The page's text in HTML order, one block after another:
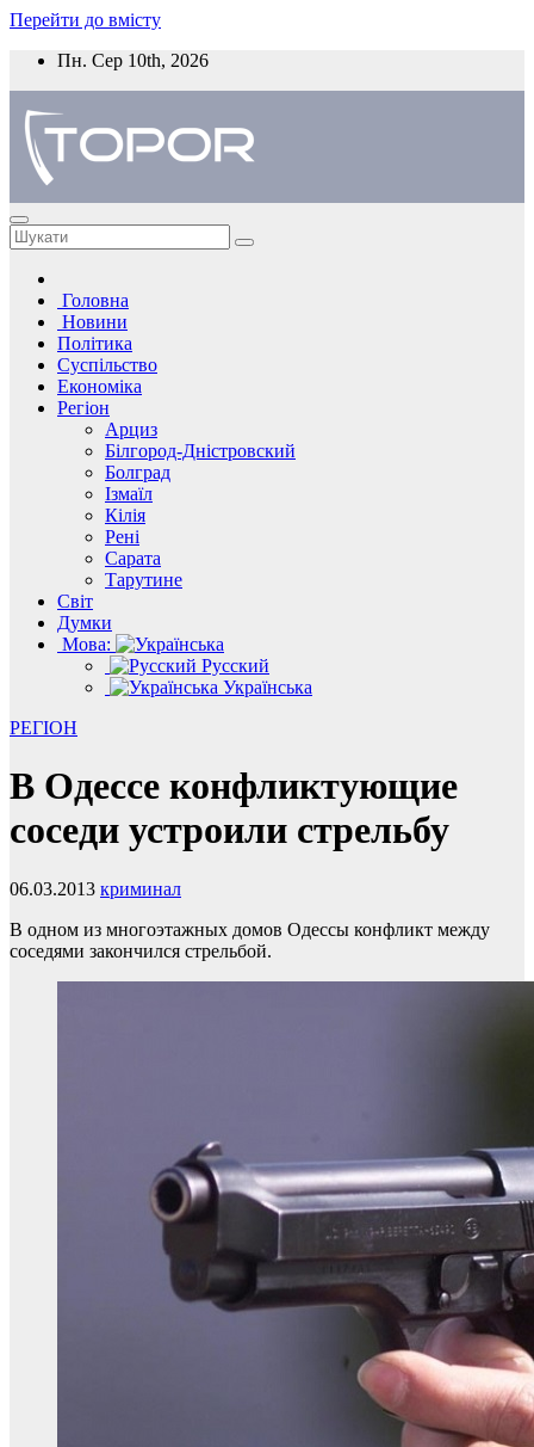
Перейти до вмісту
Пн. Сер 10th, 2026
Головна
Новини
Політика
Суспільство
Економіка
Регіон
Арциз
Білгород-Дністровский
Болград
Ізмаїл
Кілія
Рені
Сарата
Тарутине
Світ
Думки
Мова:
Русский
Українська
РЕГІОН
В Одессе конфликтующие
соседи устроили стрельбу
06.03.2013 криминал
В одном из многоэтажных домов Одессы конфликт между
соседями закончился стрельбой.